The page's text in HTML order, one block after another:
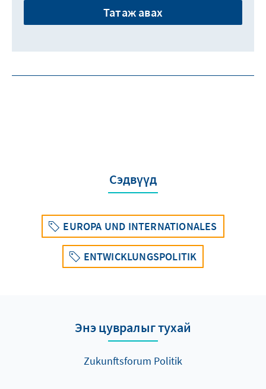
Татаж авах
Сэдвүүд
EUROPA UND INTERNATIONALES
ENTWICKLUNGSPOLITIK
Энэ цувралыг тухай
Zukunftsforum Politik